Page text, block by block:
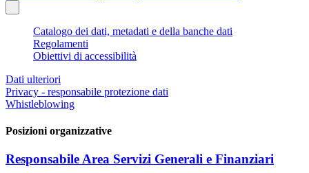
Catalogo dei dati, metadati e della banche dati
Regolamenti
Obiettivi di accessibilità
Dati ulteriori
Privacy - responsabile protezione dati
Whistleblowing
Posizioni organizzative
Responsabile Area Servizi Generali e Finanziari